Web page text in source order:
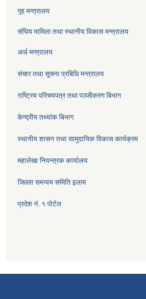
गृह मन्त्रालय
संघिय मामिला तथा स्थानीय विकास मन्त्रालय
अर्थ मन्त्रालय
संचार तथा सूचना प्रबिधि मन्त्रालय
राष्ट्रिय परिचयपत्र तथा पञ्जीकरण बिभाग
केन्द्रीय तथ्यांक बिभाग
स्थानीय शासन तथा सामुदायिक विकास कार्यक्रम
महालेखा नियन्त्रक कार्यालय
जिल्ला समन्वय समिति इलाम
प्रदेश नं. १ पोर्टल